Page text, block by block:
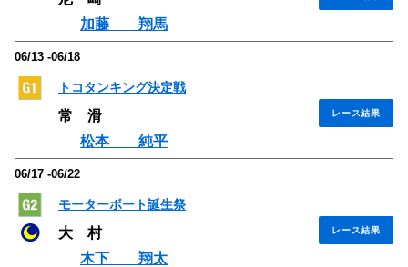
加藤 翔馬
06/13 -06/18
トコタンキング決定戦
レース結果
常 滑
松本 純平
06/17 -06/22
モーターボート誕生祭
レース結果
大 村
木下 翔太